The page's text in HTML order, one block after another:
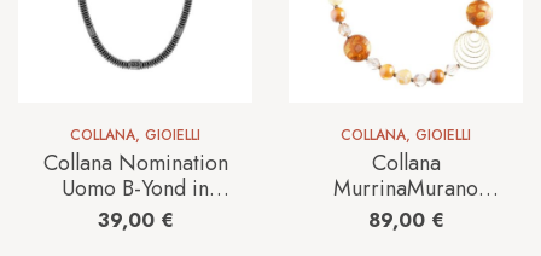
COLLANA, GIOIELLI
Collana Nomination
Uomo B-Yond in
Acciaio Cubic
Zirconia
39,00 €
COLLANA, GIOIELLI
Collana
MurrinaMurano
Venezia Donna Aura
in Vetro GM0276.05
89,00 €